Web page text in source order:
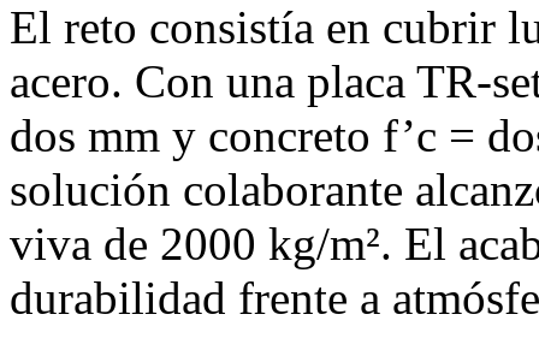
El reto consistía en cubrir
acero. Con una placa
dos mm y concreto f’c =
solución colaborante
viva de 2000 kg/m². El
durabilidad frente a